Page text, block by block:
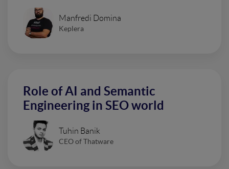
Manfredi Domina
Keplera
Role of AI and Semantic
Engineering in SEO world
Tuhin Banik
CEO of Thatware